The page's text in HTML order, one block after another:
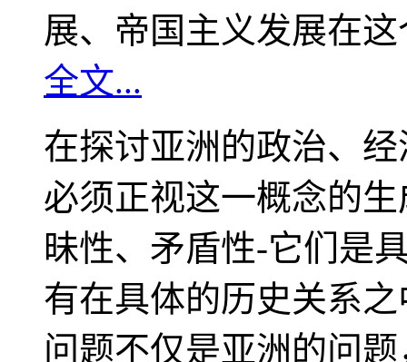
展、帝国主义发展在
全文...
在探讨亚洲的政治、
必须正视这一概念的
昧性、矛盾性-它们是
有在具体的历史关系
问题不仅是亚洲的问